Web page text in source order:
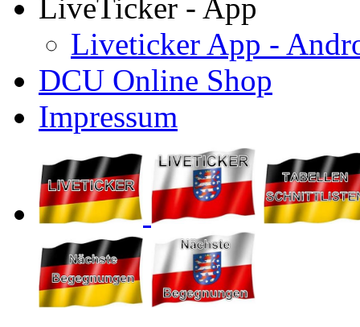
LiveTicker - App
Liveticker App -
DCU Online Shop
Impressum